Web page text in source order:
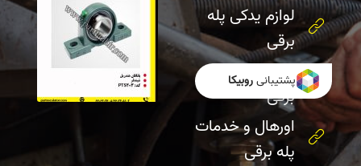
لوازم یدکی پله
برقی
تعمیرات پله
برقی
اورهال و خدمات
پله برقی
پشتیبانیروبیکا